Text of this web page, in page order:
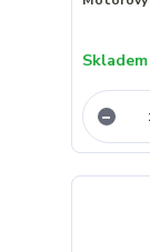
Skladem